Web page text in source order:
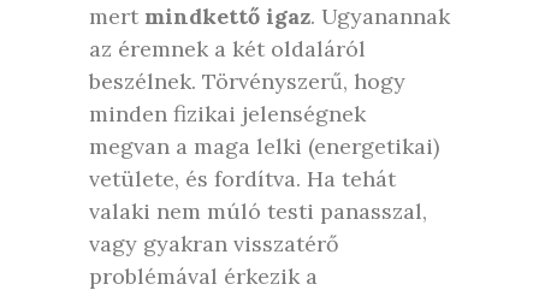
mert mindkettő igaz. Ugyanannak
az éremnek a két oldaláról
beszélnek. Törvényszerű, hogy
minden fizikai jelenségnek
megvan a maga lelki (energetikai)
vetülete, és fordítva. Ha tehát
valaki nem múló testi panasszal,
vagy gyakran visszatérő
problémával érkezik a